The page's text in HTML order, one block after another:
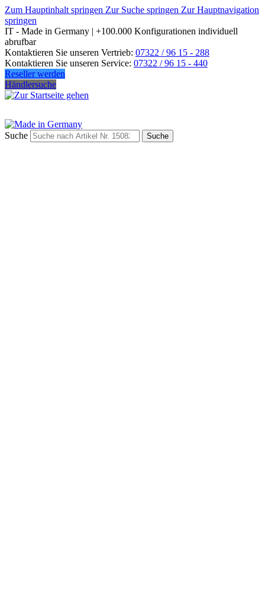
Zum Hauptinhalt springen Zur Suche springen Zur Hauptnavigation
springen
IT - Made in Germany | +100.000 Konfigurationen individuell
abrufbar
Kontaktieren Sie unseren Vertrieb: 07322 / 96 15 - 288
Kontaktieren Sie unseren Service: 07322 / 96 15 - 440
Reseller werden
Händlersuche
Suche Suche